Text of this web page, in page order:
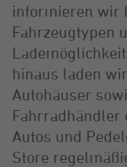
informieren wir
Fahrzeugtypen
hinaus laden
Autohäuser
Fahrradhändler
Autos und
Store